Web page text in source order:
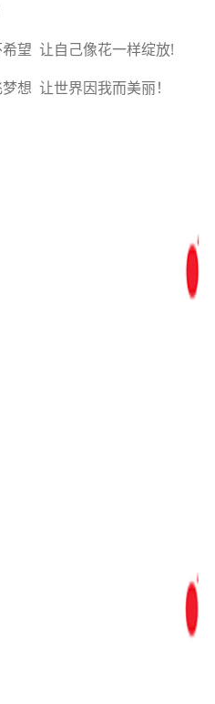
让自己像花一样绽放!
让世界因我而美丽！